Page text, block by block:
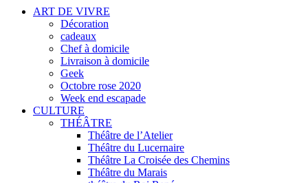
ART DE VIVRE
Décoration
cadeaux
Chef à domicile
Livraison à domicile
Geek
Octobre rose 2020
Week end escapade
CULTURE
THÉÂTRE
Théâtre de l’Atelier
Théâtre du Lucernaire
Théâtre La Croisée des Chemins
Théâtre du Marais